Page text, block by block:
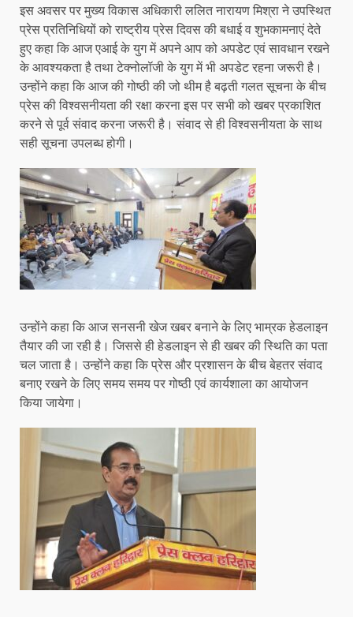
इस अवसर पर मुख्य विकास अधिकारी ललित नारायण मिश्रा ने उपस्थित
प्रेस प्रतिनिधियों को राष्ट्रीय प्रेस दिवस की बधाई व शुभकामनाएं देते
हुए कहा कि आज एआई के युग में अपने आप को अपडेट एवं सावधान रखने
के आवश्यकता है तथा टेक्नोलॉजी के युग में भी अपडेट रहना जरूरी है।
उन्होंने कहा कि आज की गोष्ठी की जो थीम है बढ़ती गलत सूचना के बीच
प्रेस की विश्वसनीयता की रक्षा करना इस पर सभी को खबर प्रकाशित
करने से पूर्व संवाद करना जरूरी है। संवाद से ही विश्वसनीयता के साथ
सही सूचना उपलब्ध होगी।
उन्होंने कहा कि आज सनसनी खेज खबर बनाने के लिए भाम्रक हेडलाइन
तैयार की जा रही है। जिससे ही हेडलाइन से ही खबर की स्थिति का पता
चल जाता है। उन्होंने कहा कि प्रेस और प्रशासन के बीच बेहतर संवाद
बनाए रखने के लिए समय समय पर गोष्ठी एवं कार्यशाला का आयोजन
किया जायेगा।